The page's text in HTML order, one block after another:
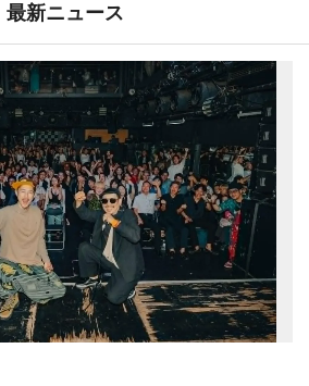
最新ニュース